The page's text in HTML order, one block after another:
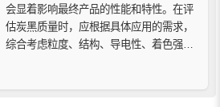
会显着影响最终产品的性能和特性。在评
估炭黑质量时，应根据具体应用的需求，
综合考虑粒度、结构、导电性、着色强度